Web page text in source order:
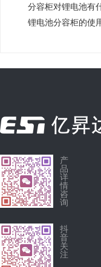
分容柜对锂电池有
锂电池分容柜的使
产
品
详
情
咨
询
抖
音
关
注